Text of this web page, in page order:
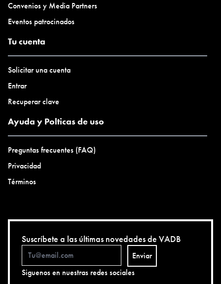
Convenios y Media Partners
Eventos patrocinados
Tu cuenta
Solicitar una cuenta
Entrar
Recuperar clave
Ayuda y Polticas de uso
Preguntas frecuentes (FAQ)
Privacidad
Términos
Suscríbete a las últimas novedades de VADB
Enviar
Siguenos en nuestras redes sociales